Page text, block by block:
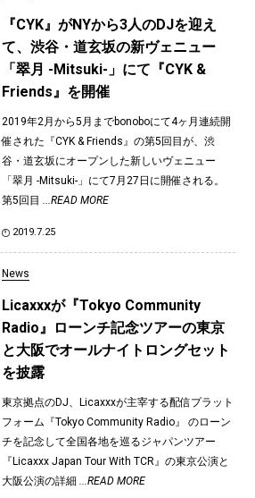
『CYK』がNYから3人のDJを迎え
て、渋谷・道玄坂の新ヴェニュー
「翠月 -Mitsuki-」にて『CYK &
Friends』を開催
2019年2月から5月までbonoboにて4ヶ月連続開
催された『CYK & Friends』の第5回目が、渋
谷・道玄坂にオープンした新しいヴェニュー
「翠月 -Mitsuki-」にて7月27日に開催される。
第5回目
...READ MORE
2019.7.25
News
Licaxxxが『Tokyo Community
Radio』ローンチ記念ツアーの東京
と大阪でオールナイトロングセット
を披露
東京拠点のDJ、Licaxxxが主宰する配信プラット
フォーム『Tokyo Community Radio』 のローン
チを記念して全国各地を巡るジャパンツアー
『Licaxxx Japan Tour With TCR』の東京公演と
大阪公演の詳細 ...READ MORE